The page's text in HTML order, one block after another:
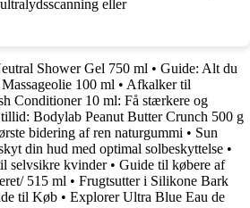
eller
Shower Gel 750 ml • Guide: Alt du
100 ml • Afkalker til
Conditioner 10 ml: Få stærkere og
Bodylab Peanut Butter Crunch 500 g
bidering af ren naturgummi • Sun
din hud med optimal solbeskyttelse •
selvsikre kvinder• Guide til købere af
515 ml • Frugtsutter i Silikone Bark
til Køb • Explorer Ultra Blue Eau de